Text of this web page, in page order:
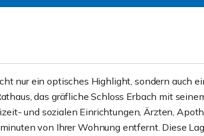
nur ein optisches Highlight, sondern auch
das gräfliche Schloss Erbach mit
und sozialen Einrichtungen, Ärzten,
von Ihrer Wohnung entfernt. Diese